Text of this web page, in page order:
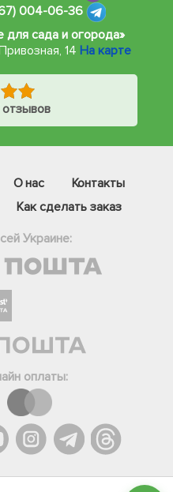
004-06-36
для сада и огорода»
14 На карте
О нас
Контакты
Как сделать заказ
Украине:
оплаты:
Телеграм
Вайбер
Онлайн чат